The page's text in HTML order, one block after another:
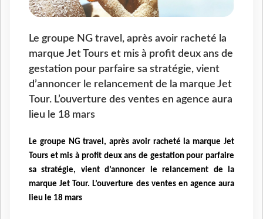
Le groupe NG travel, après avoir racheté la
marque Jet Tours et mis à profit deux ans de
gestation pour parfaire sa stratégie, vient
d’annoncer le relancement de la marque Jet
Tour. L’ouverture des ventes en agence aura
lieu le 18 mars
Le groupe NG travel, après avoir racheté la marque Jet
Tours et mis à profit deux ans de gestation pour parfaire
sa stratégie, vient d’annoncer le relancement de la
marque Jet Tour. L’ouverture des ventes en agence aura
lieu le 18 mars